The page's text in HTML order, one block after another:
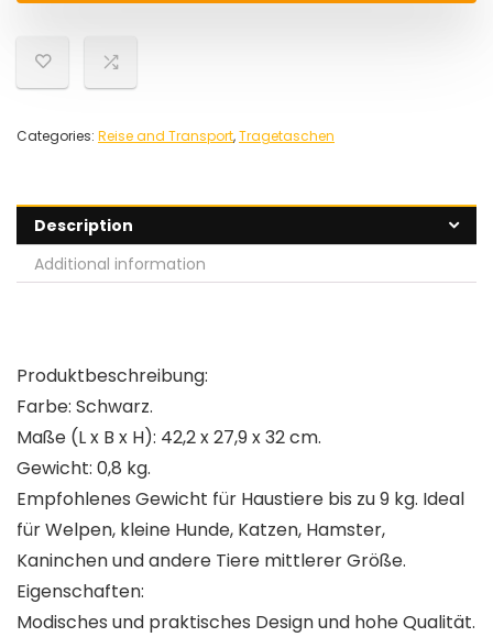
Categories: Reise and Transport,Tragetaschen
Description
Additional information
Produktbeschreibung:
Farbe: Schwarz.
Maße (L x B x H): 42,2 x 27,9 x 32 cm.
Gewicht: 0,8 kg.
Empfohlenes Gewicht für Haustiere bis zu 9 kg. Ideal
für Welpen, kleine Hunde, Katzen, Hamster,
Kaninchen und andere Tiere mittlerer Größe.
Eigenschaften:
Modisches und praktisches Design und hohe Qualität.